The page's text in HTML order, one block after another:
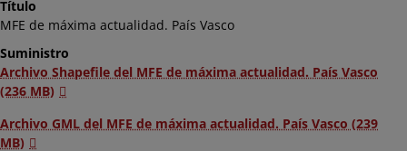
Título
MFE de máxima actualidad. País Vasco
Suministro
Archivo Shapefile del MFE de máxima actualidad. País Vasco
(236 MB)
Archivo GML del MFE de máxima actualidad. País Vasco (239
MB)